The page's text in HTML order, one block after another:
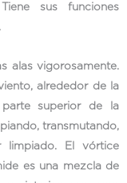
sus funciones
alas vigorosamente.
alrededor de la
superior de la
transmutando,
limpiado. El vórtice
es una mezcla de